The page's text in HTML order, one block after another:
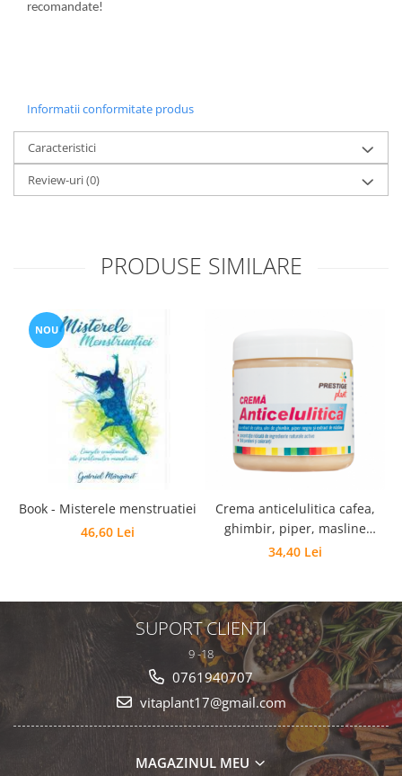
recomandate!
Informatii conformitate produs
Caracteristici
Review-uri(0)
PRODUSE SIMILARE
NOU
Book - Misterele menstruatiei
46,60 Lei
Crema anticelulitica cafea,
ghimbir, piper, masline
250ml
34,40 Lei
SUPORT CLIENTI
9 -18
0761940707
vitaplant17@gmail.com
MAGAZINUL MEU